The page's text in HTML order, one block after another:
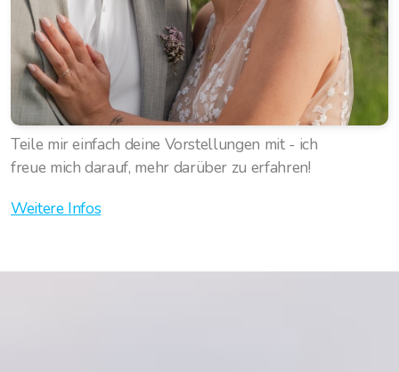
Teile mir einfach deine Vorstellungen mit - ich
freuemich darauf, mehr darüber zu erfahren!
Weitere Infos